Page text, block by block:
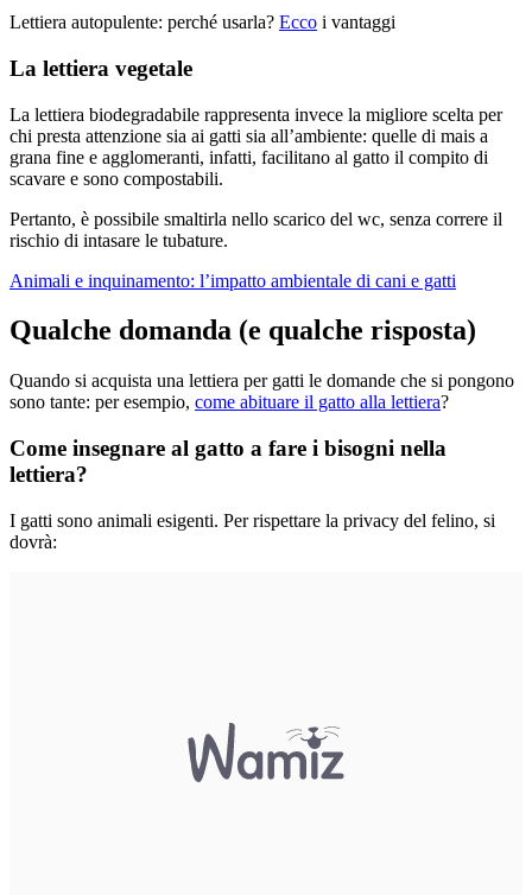
Lettiera autopulente: perché usarla? Ecco i vantaggi
La lettiera vegetale
La lettiera biodegradabile rappresenta invece la migliore scelta per
chi presta attenzione sia ai gatti sia all’ambiente: quelle di mais a
grana fine e agglomeranti, infatti, facilitano al gatto il compito di
scavare e sono compostabili.
Pertanto, è possibile smaltirla nello scarico del wc, senza correre il
rischio di intasare le tubature.
Animali e inquinamento: l’impatto ambientale di cani e gatti
Qualche domanda (e qualche risposta)
Quando si acquista una lettiera per gatti le domande che si pongono
sono tante: per esempio, come abituare il gatto alla lettiera?
Come insegnare al gatto a fare i bisogni nella
lettiera?
I gatti sono animali esigenti. Per rispettare la privacy del felino, si
dovrà: